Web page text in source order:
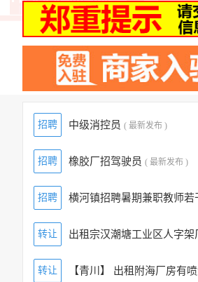
招聘 中级消控员 ( 最新发布 )
招聘 橡胶厂招驾驶员 ( 最新发布 )
招聘 横河镇招聘暑期兼职教师若
转让 出租宗汉潮塘工业区人字架
转让 【青川】 出租附海厂房有